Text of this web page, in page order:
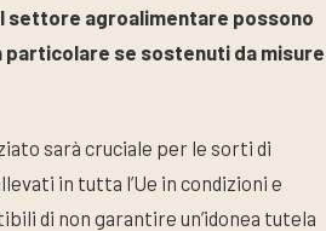
settore agroalimentare possono
se sostenuti da misure
sarà cruciale per le sorti di
in tutta l’Ue in condizioni e
di non garantire un’idonea tutela